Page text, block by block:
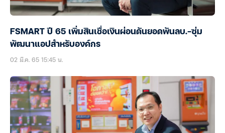
FSMART ปี 65 เพิ่มสินเชื่อเงินผ่อนดันยอดพันลบ.-ซุ่ม
พัฒนาแอปสำหรับองค์กร
02 มี.ค. 65 15:45 น.